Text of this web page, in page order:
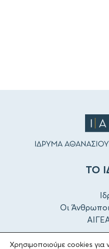
ΤΟ
Οι
Χρησιμοποιούμε cookies